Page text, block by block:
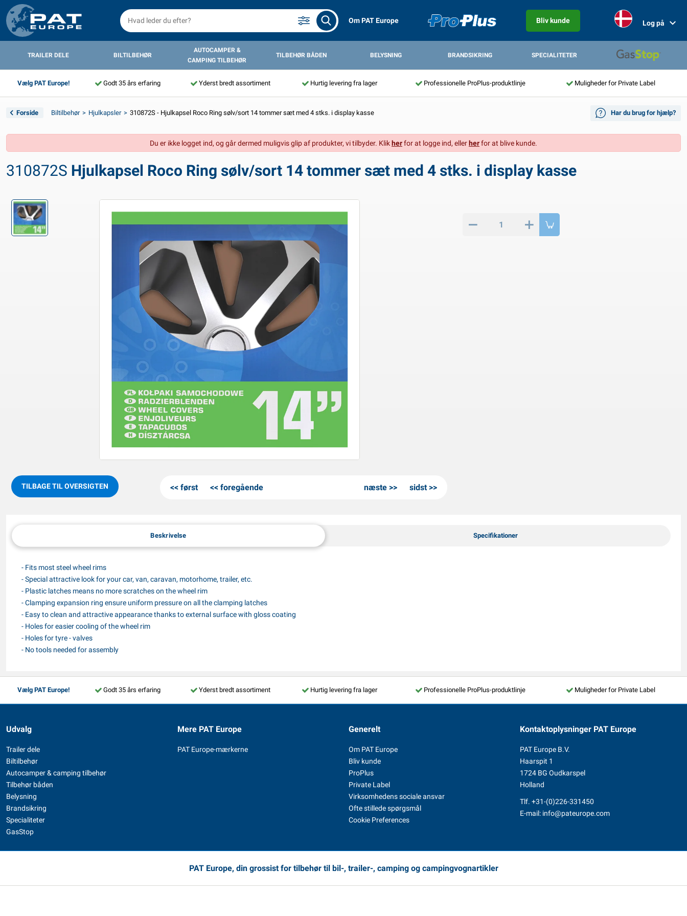
Om PAT Europe Bliv kunde Log på
TRAILER DELE BILTILBEHØR
AUTOCAMPER &
CAMPING TILBEHØR
TILBEHØR BÅDEN BELYSNING BRANDSIKRING SPECIALITETER
Vælg PAT Europe! Godt 35 års erfaring Yderst bredt assortiment Hurtig levering fra lager Professionelle ProPlus-produktlinje Muligheder for Private Label
Forside Biltilbehør Hjulkapsler 310872S - Hjulkapsel Roco Ring sølv/sort 14 tommer sæt med 4 stks. i display kasse Har du brug for hjælp?
Du er ikke logget ind, og går dermed muligvis glip af produkter, vi tilbyder. Klikherfor at logge ind, ellerherfor at blive kunde.
310872S Hjulkapsel Roco Ring sølv/sort 14 tommer sæt med 4 stks. i display kasse
TILBAGE TIL OVERSIGTEN først foregående næste sidst
Beskrivelse Specifikationer
- Fits most steel wheel rims
- Special attractive look for your car, van, caravan, motorhome, trailer, etc.
- Plastic latches means no more scratches on the wheel rim
- Clamping expansion ring ensure uniform pressure on all the clamping latches
- Easy to clean and attractive appearance thanks to external surface with gloss coating
- Holes for easier cooling of the wheel rim
- Holes for tyre - valves
- No tools needed for assembly
Vælg PAT Europe! Godt 35 års erfaring Yderst bredt assortiment Hurtig levering fra lager Professionelle ProPlus-produktlinje Muligheder for Private Label
Udvalg
Trailer dele
Biltilbehør
Autocamper & camping tilbehør
Tilbehør båden
Belysning
Brandsikring
Specialiteter
GasStop
Mere PAT Europe
PAT Europe-mærkerne
Generelt
Om PAT Europe
Bliv kunde
ProPlus
Private Label
Virksomhedens sociale ansvar
Ofte stillede spørgsmål
Cookie Preferences
Kontaktoplysninger PAT Europe
PAT Europe B.V.
Haarspit 1
1724 BG Oudkarspel
Holland
Tlf. +31-(0)226-331450
E-mail: info@pateurope.com
PAT Europe, din grossist for tilbehør til bil-, trailer-, camping og campingvognartikler